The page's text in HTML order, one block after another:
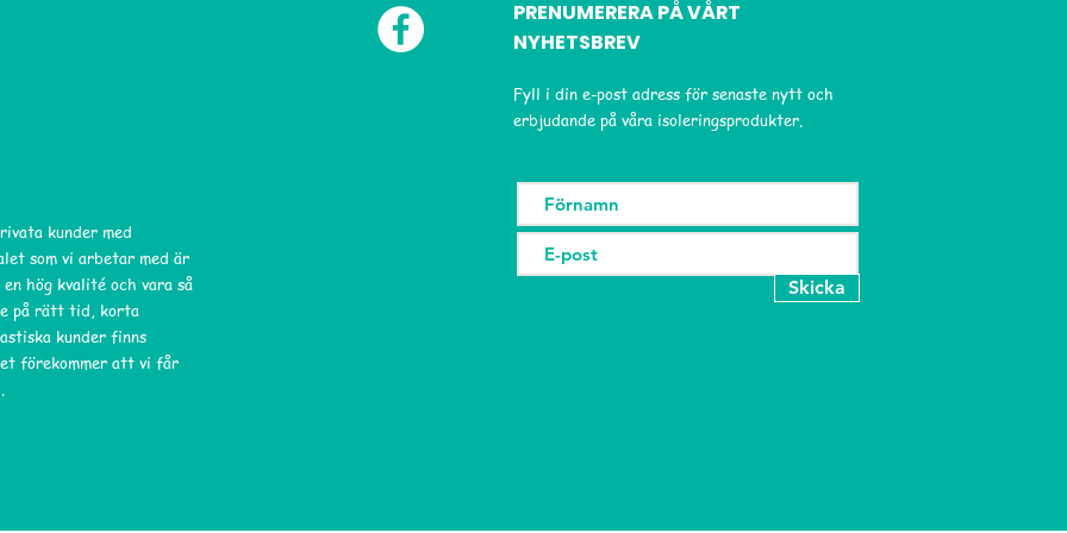
kunder med
som vi arbetar med är
hög kvalité och vara så
på rätt tid, korta
kunder finns
förekommer att vi får
PRENUMERERA PÅ VÅRT
NYHETSBREV
Fyll i din e-post adress för senaste nytt och
erbjudande på våra isoleringsprodukter.
Skicka